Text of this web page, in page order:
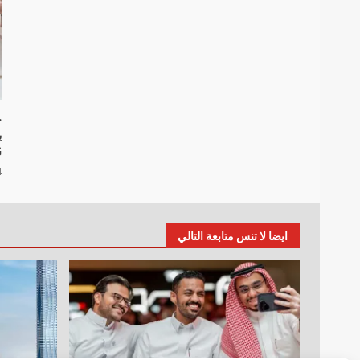
4
ايضا لا تنس متابعة التالي